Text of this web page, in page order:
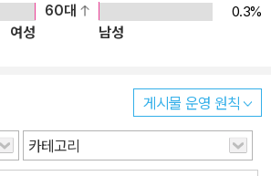
60대
0.3%
여성
남성
게시물 운영 원칙
카테고리